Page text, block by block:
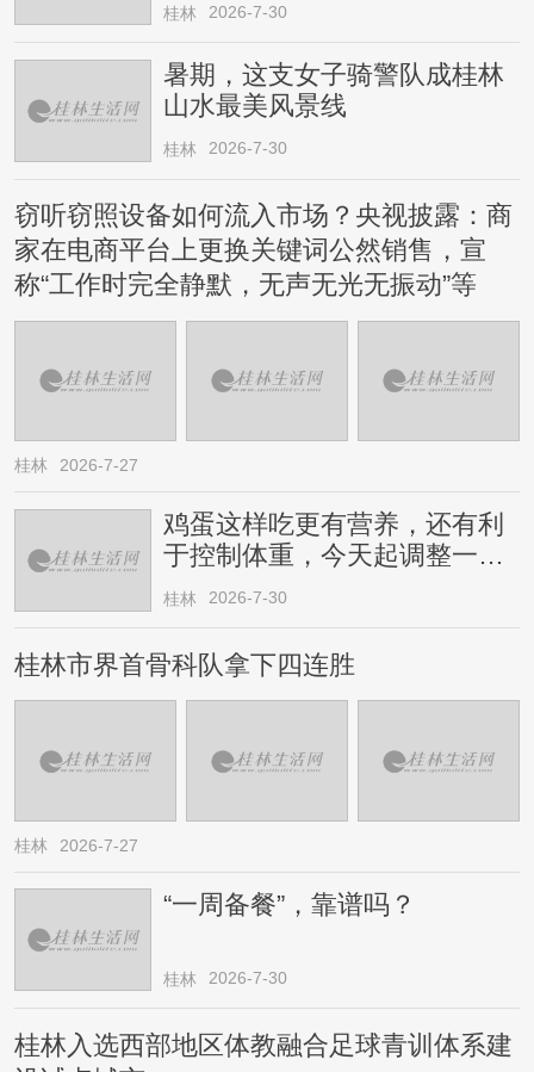
桂林 2026-7-30
暑期，这支女子骑警队成桂林
山水最美风景线
桂林 2026-7-30
窃听窃照设备如何流入市场？央视披露：商
家在电商平台上更换关键词公然销售，宣
称“工作时完全静默，无声无光无振动”等
桂林 2026-7-27
鸡蛋这样吃更有营养，还有利
于控制体重，今天起调整一下
→
桂林 2026-7-30
桂林市界首骨科队拿下四连胜
桂林 2026-7-27
“一周备餐”，靠谱吗？
桂林 2026-7-30
桂林入选西部地区体教融合足球青训体系建